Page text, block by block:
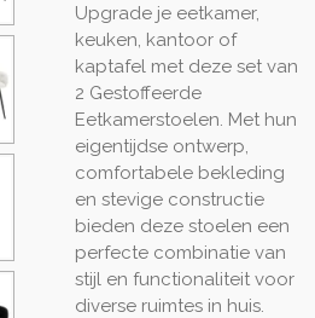
Upgrade je eetkamer,
keuken, kantoor of
kaptafel met deze set van
2 Gestoffeerde
Eetkamerstoelen. Met hun
eigentijdse ontwerp,
comfortabele bekleding
en stevige constructie
bieden deze stoelen een
perfecte combinatie van
stijl en functionaliteit voor
diverse ruimtes in huis.